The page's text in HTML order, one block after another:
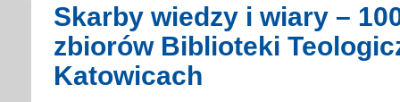
Skarby wiedzy i wiary –
zbiorów Biblioteki
Katowicach